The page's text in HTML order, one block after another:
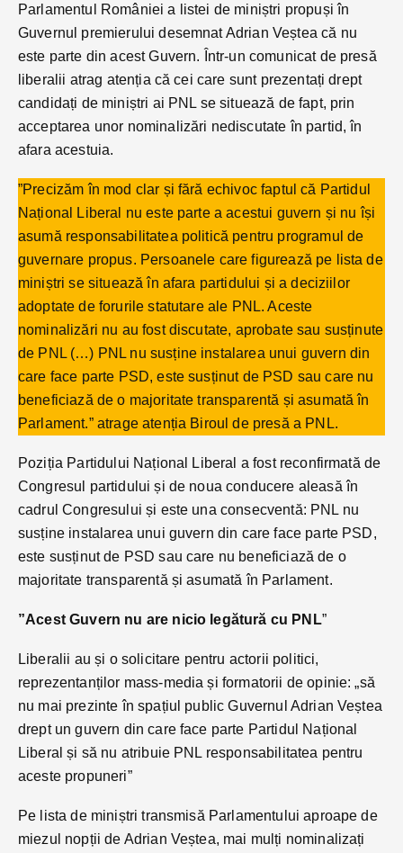
Parlamentul României a listei de miniștri propuși în
Guvernul premierului desemnat Adrian Veștea că nu
este parte din acest Guvern. Într-un comunicat de presă
liberalii atrag atenția că cei care sunt prezentați drept
candidați de miniștri ai PNL se situează de fapt, prin
acceptarea unor nominalizări nediscutate în partid, în
afara acestuia.
”Precizăm în mod clar și fără echivoc faptul că Partidul
Național Liberal nu este parte a acestui guvern și nu își
asumă responsabilitatea politică pentru programul de
guvernare propus. Persoanele care figurează pe lista de
miniștri se situează în afara partidului și a deciziilor
adoptate de forurile statutare ale PNL. Aceste
nominalizări nu au fost discutate, aprobate sau susținute
de PNL (…) PNL nu susține instalarea unui guvern din
care face parte PSD, este susținut de PSD sau care nu
beneficiază de o majoritate transparentă și asumată în
Parlament.” atrage atenția Biroul de presă a PNL.
Poziția Partidului Național Liberal a fost reconfirmată de
Congresul partidului și de noua conducere aleasă în
cadrul Congresului și este una consecventă: PNL nu
susține instalarea unui guvern din care face parte PSD,
este susținut de PSD sau care nu beneficiază de o
majoritate transparentă și asumată în Parlament.
”Acest Guvern nu are nicio legătură cu PNL”
Liberalii au și o solicitare pentru actorii politici,
reprezentanților mass-media și formatorii de opinie: „să
nu mai prezinte în spațiul public Guvernul Adrian Veștea
drept un guvern din care face parte Partidul Național
Liberal și să nu atribuie PNL responsabilitatea pentru
aceste propuneri”
Pe lista de miniștri transmisă Parlamentului aproape de
miezul nopții de Adrian Veștea, mai mulți nominalizați